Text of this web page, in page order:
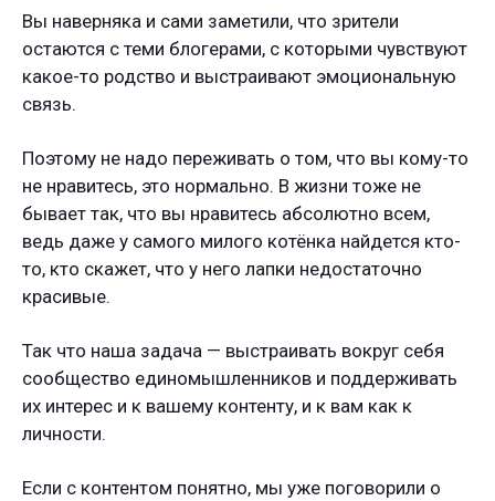
Вы наверняка и сами заметили, что зрители
остаются с теми блогерами, с которыми чувствуют
какое-то родство и выстраивают эмоциональную
связь.
Поэтому не надо переживать о том, что вы кому-то
не нравитесь, это нормально. В жизни тоже не
бывает так, что вы нравитесь абсолютно всем,
ведь даже у самого милого котёнка найдется кто-
то, кто скажет, что у него лапки недостаточно
красивые.
Так что наша задача — выстраивать вокруг себя
сообщество единомышленников и поддерживать
их интерес и к вашему контенту, и к вам как к
личности.
Если с контентом понятно, мы уже поговорили о